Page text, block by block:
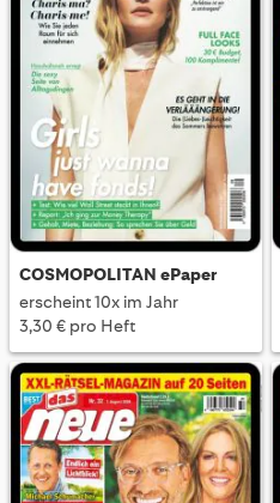
COSMOPOLITAN ePaper
erscheint 10x im Jahr
3,30 € pro Heft